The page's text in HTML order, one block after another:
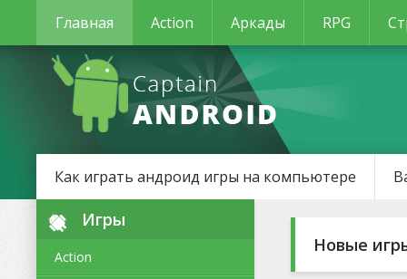
Главная Action Аркады RPG
Как играть андроид игры на компьютере
Игры
Action
Новые